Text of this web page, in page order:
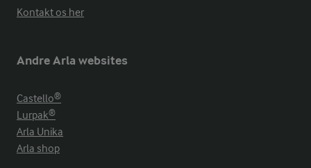
Kontakt os her
Andre Arla websites
Castello®
Lurpak®
Arla Unika
Arla shop